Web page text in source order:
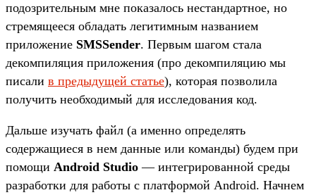
подозрительным мне показалось нестандартное, но
стремящееся обладать легитимным названием
приложение SMSSender. Первым шагом стала
декомпиляция приложения (про декомпиляцию мы
писали в предыдущей статье), которая позволила
получить необходимый для исследования код.
Дальше изучать файл (а именно определять
содержащиеся в нем данные или команды) будем при
помощи Android Studio — интегрированной среды
разработки для работы с платформой Android. Начнем